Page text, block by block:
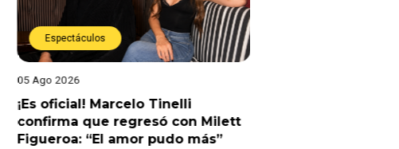
Espectáculos
05 Ago 2026
¡Es oficial! Marcelo Tinelli
confirma que regresó con Milett
Figueroa: “El amor pudo más”